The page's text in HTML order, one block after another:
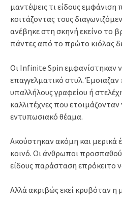
μαντέψεις τι είδους εμφάνιση
κοιτάζοντας τους
ανέβηκε στη σκηνή εκείνο το
πάντες από το πρώτο κιόλας
Οι Infinite Spin εμφανίστηκαν
επαγγελματικό στυλ.
υπαλλήλους γραφείου ή
καλλιτέχνες που
εντυπωσιακό θέαμα.
Ακούστηκαν ακόμη και μερικά
κοινό. Οι άνθρωποι
είδους παράσταση επρόκειτο
Αλλά ακριβώς εκεί κρυβόταν η